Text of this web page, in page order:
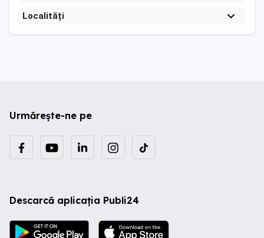
Localități
Urmărește-ne pe
Descarcă aplicația Publi24